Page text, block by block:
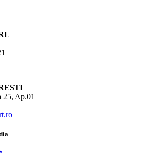
25, Ap.01